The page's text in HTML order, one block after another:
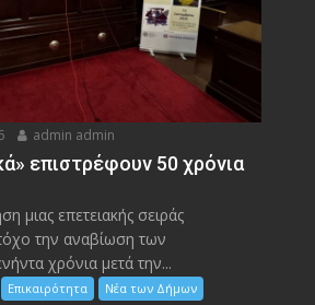
admin admin
επιστρέφουν 50 χρόνια
μιας επετειακής σειράς
την αναβίωση των
χρόνια μετά την...
Επικαιρότητα
Νέα των Δήμων